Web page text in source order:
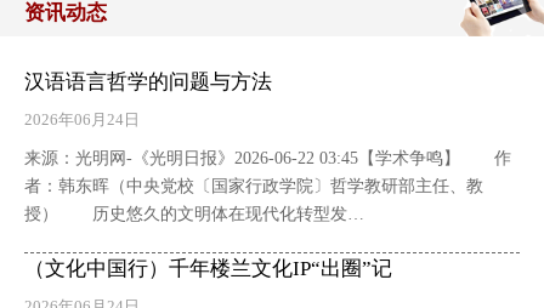
资讯动态
汉语语言哲学的问题与方法
2026年06月24日
来源：光明网-《光明日报》2026-06-22 03:45【学术争鸣】 作
者：韩东晖（中央党校〔国家行政学院〕哲学教研部主任、教
授） 历史悠久的文明体在现代化转型发…
（文化中国行）千年楼兰文化IP“出圈”记